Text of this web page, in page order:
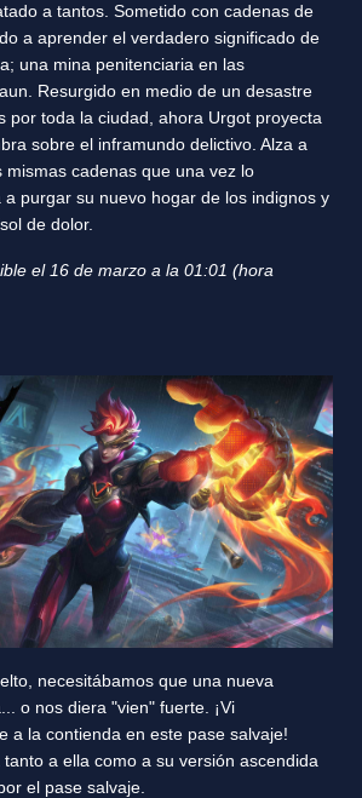
a tantos. Sometido con cadenas de
a aprender el verdadero significado de
una mina penitenciaria en las
Resurgido en medio de un desastre
por toda la ciudad, ahora Urgot proyecta
sobre el inframundo delictivo. Alza a
mismas cadenas que una vez lo
purgar su nuevo hogar de los indignos y
de dolor.
el 16 de marzo a la 01:01 (hora
necesitábamos que una nueva
o nos diera "vien" fuerte. ¡Vi
a la contienda en este pase salvaje!
a ella como a su versión ascendida
el pase salvaje.